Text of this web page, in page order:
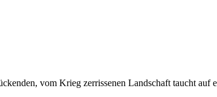
vom Krieg zerrissenen Landschaft taucht